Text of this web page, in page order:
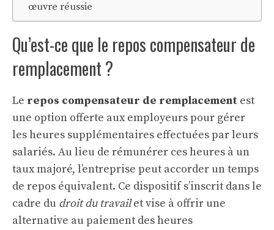
œuvre réussie
Qu’est-ce que le repos compensateur de
remplacement ?
Le repos compensateur de remplacement est
une option offerte aux employeurs pour gérer
les heures supplémentaires effectuées par leurs
salariés. Au lieu de rémunérer ces heures à un
taux majoré, l’entreprise peut accorder un temps
de repos équivalent. Ce dispositif s’inscrit dans le
cadre du droit du travailet vise à offrir une
alternative au paiement des heures